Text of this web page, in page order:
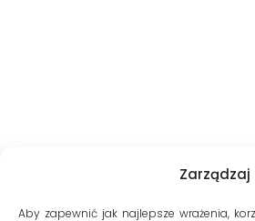
Aby zapewnić jak najlepsze wrażenia,